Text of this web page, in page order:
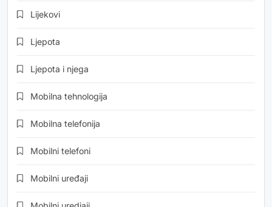
Lijekovi
Ljepota
Ljepota i njega
Mobilna tehnologija
Mobilna telefonija
Mobilni telefoni
Mobilni uređaji